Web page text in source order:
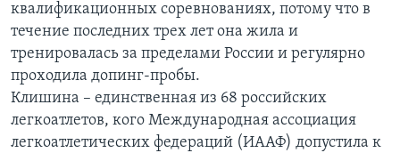
квалификационных соревнованиях, потому что в
течение последних трех лет она жила и
тренировалась за пределами России и регулярно
проходила допинг-пробы.
Клишина – единственная из 68 российских
легкоатлетов, кого Международная ассоциация
легкоатлетических федераций (ИААФ) допустила к